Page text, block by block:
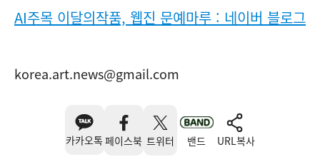
AI주목 이달의작품, 웹진 문예마루 : 네이버 블로그
korea.art.news@gmail.com
카카오톡 페이스북 트위터 밴드 URL복사